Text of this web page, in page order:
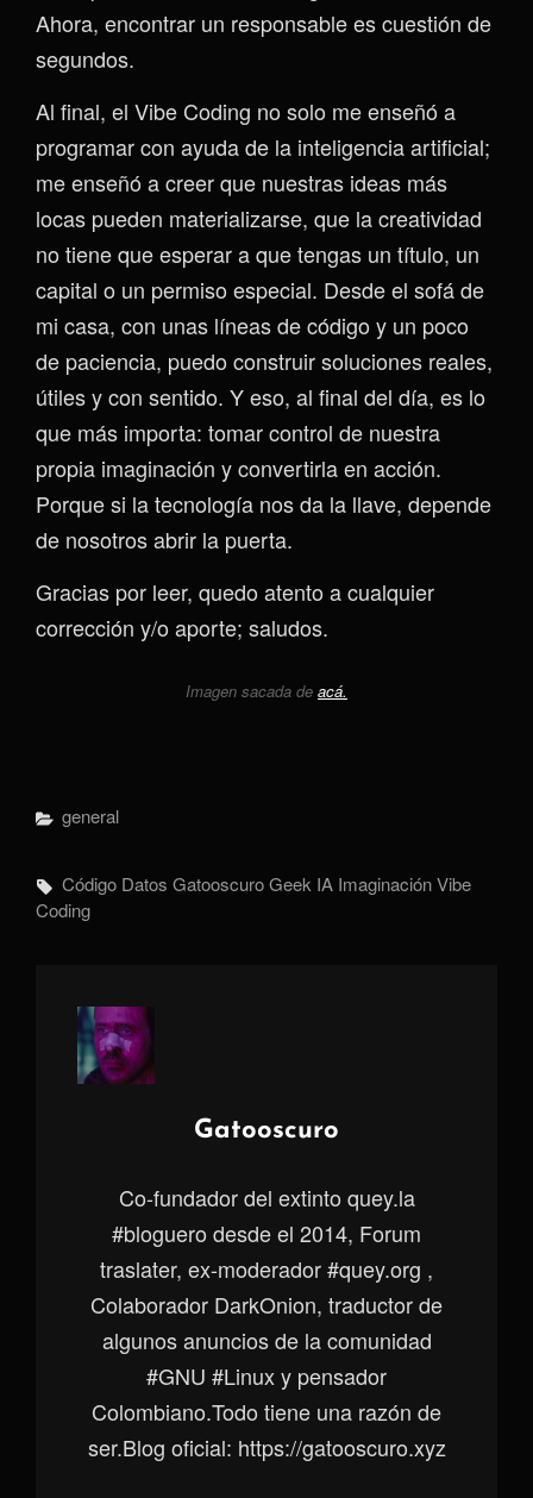
Ahora, encontrar un responsable es cuestión de
segundos.
Al final, el Vibe Coding no solo me enseñó a
programar con ayuda de la inteligencia artificial;
me enseñó a creer que nuestras ideas más
locas pueden materializarse, que la creatividad
no tiene que esperar a que tengas un título, un
capital o un permiso especial. Desde el sofá de
mi casa, con unas líneas de código y un poco
de paciencia, puedo construir soluciones reales,
útiles y con sentido. Y eso, al final del día, es lo
que más importa: tomar control de nuestra
propia imaginación y convertirla en acción.
Porque si la tecnología nos da la llave, depende
de nosotros abrir la puerta.
Gracias por leer, quedo atento a cualquier
corrección y/o aporte; saludos.
Imagen sacada de acá.
Categorías
General
Etiquetas,
Código Datos GatooscuroGeek IA ImaginaciónVibe
Coding
Autor:
Gatooscuro
Co-fundador del extinto quey.la
#bloguero desde el 2014, Forum
traslater, ex-moderador #quey.org ,
Colaborador DarkOnion, traductor de
algunos anuncios de la comunidad
#GNU #Linux y pensador
Colombiano.Todo tiene una razón de
ser.Blog oficial: https://gatooscuro.xyz